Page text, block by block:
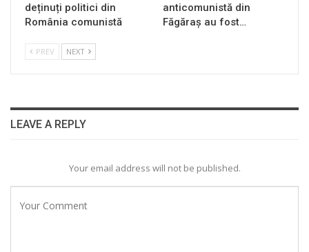
deținuți politici din
România comunistă
anticomunistă din
Făgăraș au fost…
PREV NEXT
LEAVE A REPLY
Your email address will not be published.